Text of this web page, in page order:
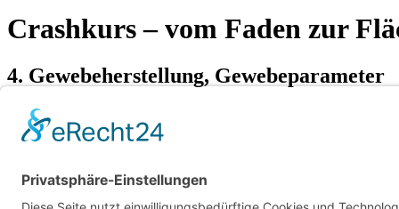
Crashkurs – vom Faden zur
4. Gewebeherstellung, Gewebeparameter
Schären/Zetteln, Schlichten
Einziehen/Anknoten
Schusseintragsverfahren
Fachbildeeinrichtung